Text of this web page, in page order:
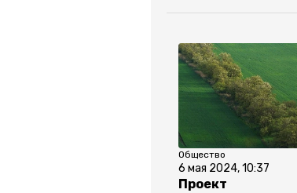
Общество
6 мая 2024, 10:37
Проект